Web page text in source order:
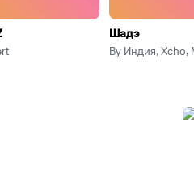
Шадэ
By Индия,